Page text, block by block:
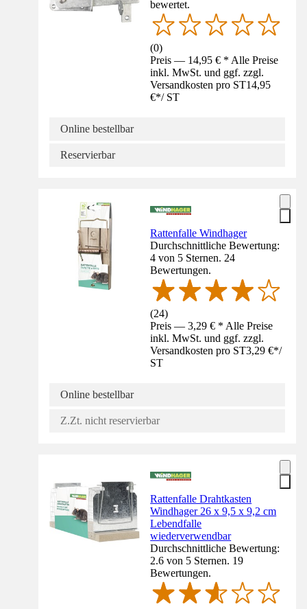
bewertet.
(0)
Preis — 14,95 € * Alle Preise
inkl. MwSt. und ggf. zzgl.
Versandkosten pro ST14,95
€*/ ST
Online bestellbar
Reservierbar
Rattenfalle Windhager
Durchschnittliche Bewertung:
4 von 5 Sternen. 24
Bewertungen.
(24)
Preis — 3,29 € * Alle Preise
inkl. MwSt. und ggf. zzgl.
Versandkosten pro ST3,29 €*/
ST
Online bestellbar
Z.Zt. nicht reservierbar
Rattenfalle Drahtkasten
Windhager 26 x 9,5 x 9,2 cm
Lebendfalle
wiederverwendbar
Durchschnittliche Bewertung:
2.6 von 5 Sternen. 19
Bewertungen.